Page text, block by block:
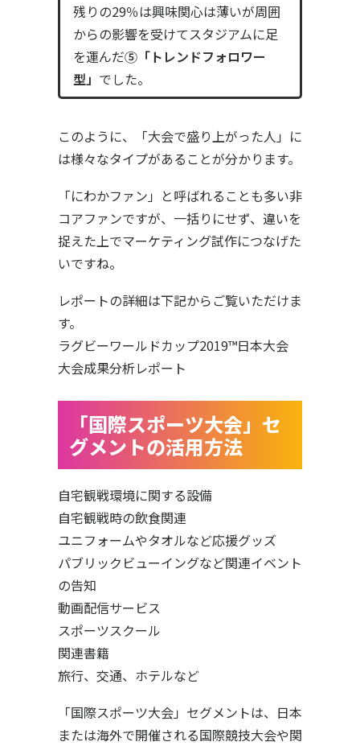
残りの29％は興味関心は薄いが周囲
からの影響を受けてスタジアムに足
を運んだ⑤「トレンドフォロワー
型」 でした。
このように、「大会で盛り上がった人」に
は様々なタイプがあることが分かります。
「にわかファン」と呼ばれることも多い非
コアファンですが、一括りにせず、違いを
捉えた上でマーケティング試作につなげた
いですね。
レポートの詳細は下記からご覧いただけま
す。
ラグビーワールドカップ2019™日本大会
大会成果分析レポート
「国際スポーツ大会」セ
グメントの活用方法
自宅観戦環境に関する設備
自宅観戦時の飲食関連
ユニフォームやタオルなど応援グッズ
パブリックビューイングなど関連イベント
の告知
動画配信サービス
スポーツスクール
関連書籍
旅行、交通、ホテルなど
「国際スポーツ大会」セグメントは、日本
または海外で開催される国際競技大会や関